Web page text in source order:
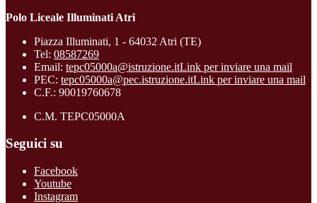
Polo Liceale Illuminati Atri
Piazza Illuminati, 1 - 64032 Atri (TE)
Tel: 08587269
Email: tepc05000a@istruzione.itLink per inviare una mail
PEC: tepc05000a@pec.istruzione.itLink per inviare una mail
C.F.: 90019760678
C.M. TEPC05000A
Seguici su
Facebook
Youtube
Instagram